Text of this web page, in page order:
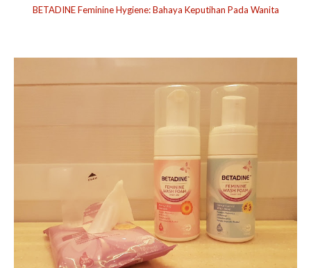
BETADINE Feminine Hygiene: Bahaya Keputihan Pada Wanita